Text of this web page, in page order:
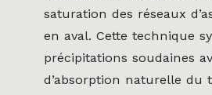
saturation des réseaux
en aval. Cette technique
précipitations soudaines
d’absorption naturelle du